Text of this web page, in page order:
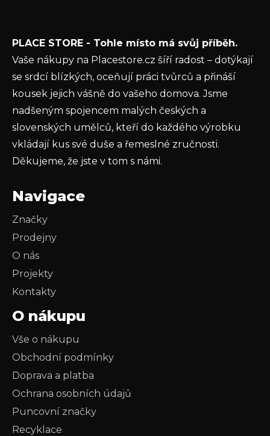
ochrany osobních údajů
PŘIHLÁSIT SE
PLACE STORE - Tohle místo má svůj příběh.
Vaše nákupy na Placestore.cz šíří radost – dotýkají
se srdcí blízkých, oceňují práci tvůrců a přináší
kousek jejich vášně do vašeho domova. Jsme
nadšeným spojencem malých českých a
slovenských umělců, kteří do každého výrobku
vkládají kus své duše a řemeslné zručnosti.
Děkujeme, že jste v tom s námi.
Navigace
Značky
Prodejny
O nás
Projekty
Kontakty
O nákupu
Vše o nákupu
Obchodní podmínky
Doprava a platba
Ochrana osobních údajů
Puncovní značky
Recyklace